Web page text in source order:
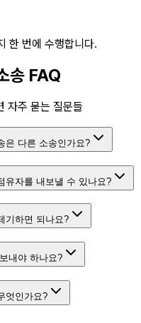
한 번에 수행합니다.
송 FAQ
자주 묻는 질문들
은 다른 소송인가요?
유자를 내보낼 수 있나요?
기하면 되나요?
내야 하나요?
엇인가요?